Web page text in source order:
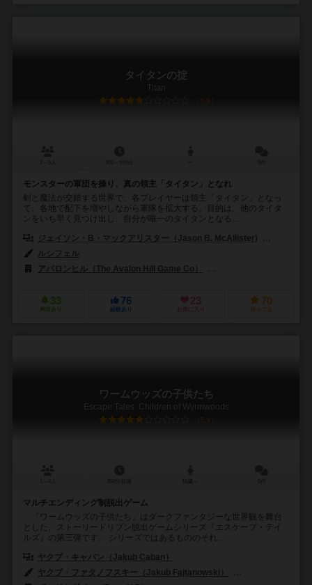
タイタンの掟
Titan
5.9
モンスターの軍団を操り、真の領主「タイタン」となれ
剣と魔法が交錯する世界で、各プレイヤーは領主「タイタン」となっ
て、各地で配下を増やしながら軍隊を拡大する。目的は、他のタイタ
ンをいち早く見つけ出し、自分が唯一のタイタンとなる...
ジェイソン・B・マックアリスター（Jason B. McAllister)
ルシフェル
アバロンヒル（The Avalon Hill Game Co）
33
興味あり
76
経験あり
23
お気に入り
70
持ってる
ワームウッズの子供たち
Escape Tales: Children of Wyrmwoods
5.9
マルチエンディング制脱出ゲーム
「ワームウッズの子供たち」はダークファンタジーな世界観を舞台
とした、ストーリードリブン脱出ゲームシリーズ『エスケープ・テイ
ルズ』の第三弾です。 シリーズではあるもののそれ...
ヤクブ・キャバン（Jakub Caban）
ヤクブ・ファタノフスキー（Jakub Fajtanowski）